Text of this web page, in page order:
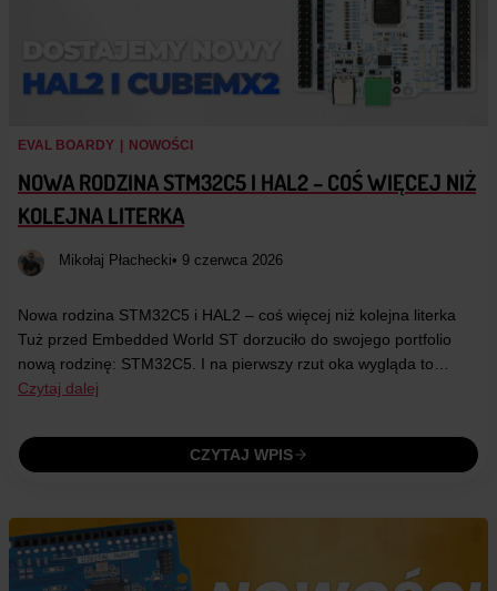
EVAL BOARDY NOWOŚCI
NOWA RODZINA STM32C5 I HAL2 – COŚ WIĘCEJ NIŻ
KOLEJNA LITERKA
Mikołaj Płachecki• 9 czerwca 2026
Nowa rodzina STM32C5 i HAL2 – coś więcej niż kolejna literka
Tuż przed Embedded World ST dorzuciło do swojego portfolio
nową rodzinę: STM32C5. I na pierwszy rzut oka wygląda to…
Czytaj dalej
CZYTAJ WPIS